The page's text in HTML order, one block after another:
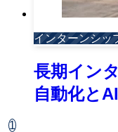
インターンシッ
長期イン
自動化と
1